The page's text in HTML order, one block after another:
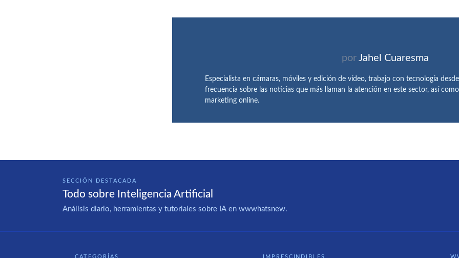
por Jahel Cuaresma
Especialista en cámaras, móviles y edición de vídeo, trabajo con tecnología
frecuencia sobre las noticias que más llaman la atención en este sector, así
marketing online.
SECCIÓN DESTACADA
Todo sobre Inteligencia Artificial
Análisis diario, herramientas y tutoriales sobre IA en wwwhatsnew.
CATEGORÍAS IMPRESCINDIBLES